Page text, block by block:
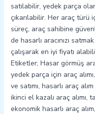
satılabilir, yedek parça
çıkarılabilir. Her araç türü
süreç, araç sahibine
de hasarlı aracınızı
çalışarak en iyi fiyatı
Etiketler; Hasar görmüş
yedek parça için araç
ve satımı, hasarlı araç
ikinci el kazalı araç alımı,
ekonomik hasarlı araç